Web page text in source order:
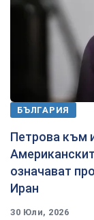
БЪЛГАРИЯ
Петрова към
означават
Иран
30 Юли, 2026